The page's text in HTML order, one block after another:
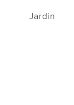
Jardin